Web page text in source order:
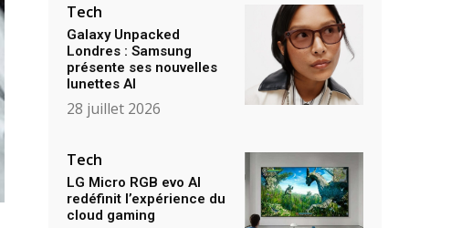
Tech
Galaxy Unpacked
Londres : Samsung
présente ses nouvelles
lunettes AI
28 juillet 2026
Tech
LG Micro RGB evo AI
redéfinit l’expérience du
cloud gaming